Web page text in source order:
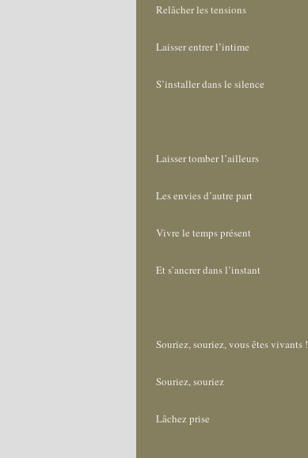
Relâcher les tensions
Laisser entrer l’intime
S’installer dans le silence
Laisser tomber l’ailleurs
Les envies d’autre part
Vivre le temps présent
Et s’ancrer dans l’instant
Souriez, souriez, vous êtes vivants !
Souriez, souriez
Lâchez prise